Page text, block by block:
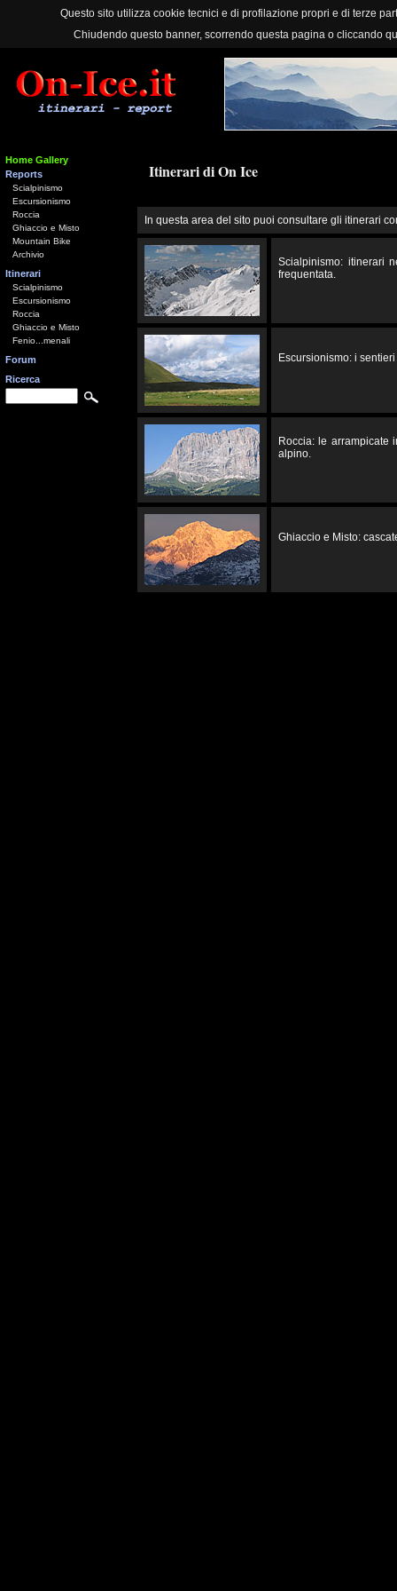
Questo sito utilizza cookie tecnici e di profilazione propri e di terze
Chiudendo questo banner, scorrendo questa pagina o cliccando
Home Gallery
Reports
Scialpinismo
Escursionismo
Roccia
Ghiaccio e Misto
Mountain Bike
Archivio
Itinerari
Scialpinismo
Escursionismo
Roccia
Ghiaccio e Misto
Fenio...menali
Forum
Ricerca
Itinerari di On Ice
In questa area del sito puoi consultare gli itinerari
Scialpinismo: itinerari
frequentata.
Escursionismo: i
Roccia: le arrampicate
alpino.
Ghiaccio e Misto: